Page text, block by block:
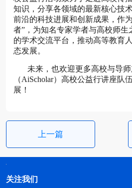
知识，分享各领域的最新核心技
前沿的科技进展和创新成果，作
者”，为知名专家学者与高校师
的学术交流平台，推动高等教育
态发展。
未来，也欢迎更多高校与导
（AiScholar）高校公益行讲座队
展！
上一篇
关注我们